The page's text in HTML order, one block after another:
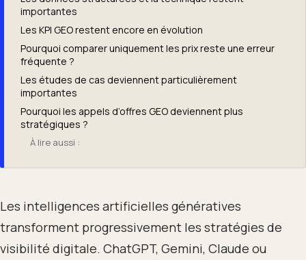
importantes
Les KPI GEO restent encore en évolution
Pourquoi comparer uniquement les prix reste une erreur
fréquente ?
Les études de cas deviennent particulièrement
importantes
Pourquoi les appels d’offres GEO deviennent plus
stratégiques ?
À lire aussi :
Les intelligences artificielles génératives
transforment progressivement les stratégies de
visibilité digitale. ChatGPT, Gemini, Claude ou